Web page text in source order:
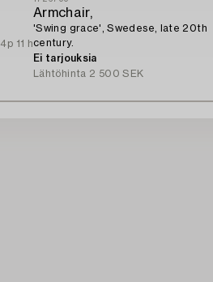
4p 11 h
Armchair,
'Swing grace', Swedese, late 20th
century.
Ei tarjouksia
Lähtöhinta 2 500 SEK